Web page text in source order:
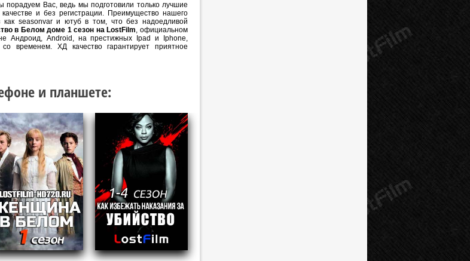
Вас, ведь мы подготовили только лучшие
и без регистрации. Преимущество нашего
seasonvar и ютуб в том, что без надоедливой
в Белом доме 1 сезон на LostFilm, официальном
Андроид, Android, на престижных Ipad и Iphone,
временем. ХД качество гарантирует приятное
и планшете: